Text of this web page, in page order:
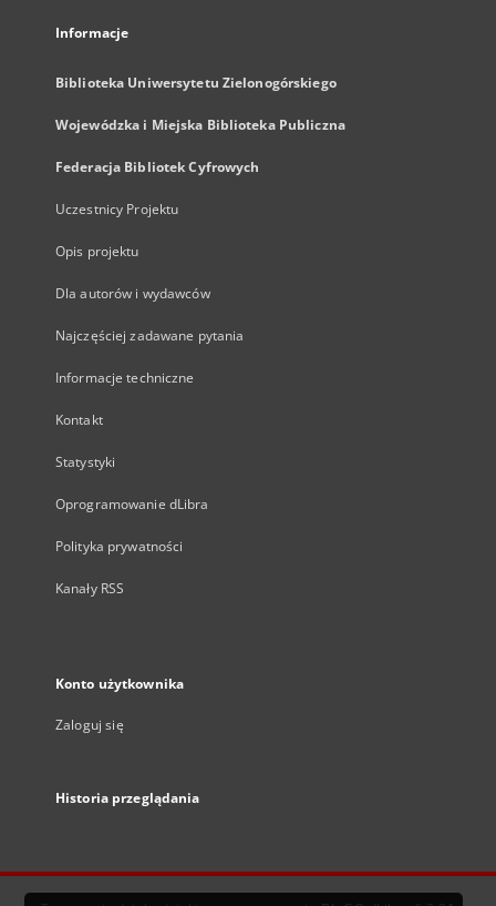
Informacje
Biblioteka Uniwersytetu Zielonogórskiego
Wojewódzka i Miejska Biblioteka Publiczna
Federacja Bibliotek Cyfrowych
Uczestnicy Projektu
Opis projektu
Dla autorów i wydawców
Najczęściej zadawane pytania
Informacje techniczne
Kontakt
Statystyki
Oprogramowanie dLibra
Polityka prywatności
Kanały RSS
Konto użytkownika
Zaloguj się
Historia przeglądania